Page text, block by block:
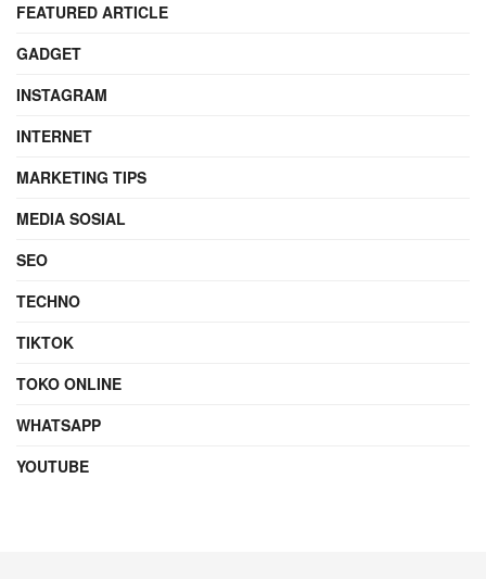
FEATURED ARTICLE
GADGET
INSTAGRAM
INTERNET
MARKETING TIPS
MEDIA SOSIAL
SEO
TECHNO
TIKTOK
TOKO ONLINE
WHATSAPP
YOUTUBE